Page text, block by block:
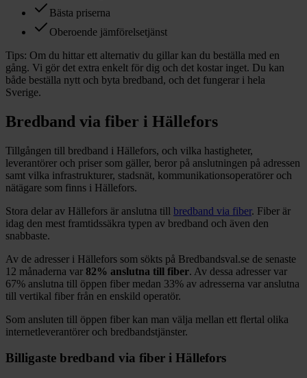
Bästa priserna
Oberoende jämförelsetjänst
Tips: Om du hittar ett alternativ du gillar kan du beställa med en
gång. Vi gör det extra enkelt för dig och det kostar inget. Du kan
både beställa nytt och byta bredband, och det fungerar i hela
Sverige.
Bredband via fiber i Hällefors
Tillgången till bredband i Hällefors, och vilka hastigheter,
leverantörer och priser som gäller, beror på anslutningen på adressen
samt vilka infrastrukturer, stadsnät, kommunikationsoperatörer och
nätägare som finns i Hällefors.
Stora delar av Hällefors är anslutna till bredband via fiber. Fiber är
idag den mest framtidssäkra typen av bredband och även den
snabbaste.
Av de adresser i Hällefors som sökts på Bredbandsval.se de senaste
12 månaderna var 82% anslutna till fiber. Av dessa adresser var
67% anslutna till öppen fiber medan 33% av adresserna var anslutna
till vertikal fiber från en enskild operatör.
Som ansluten till öppen fiber kan man välja mellan ett flertal olika
internetleverantörer och bredbandstjänster.
Billigaste bredband via fiber i Hällefors